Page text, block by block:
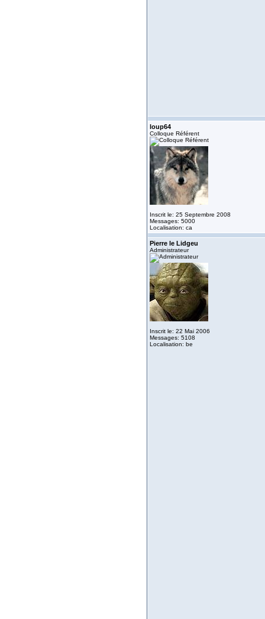
loup64
Colloque Référent
Inscrit le: 25 Septembre 2008
Messages: 5000
Localisation: ca
Pierre le Lidgeu
Administrateur
Inscrit le: 22 Mai 2006
Messages: 5108
Localisation: be